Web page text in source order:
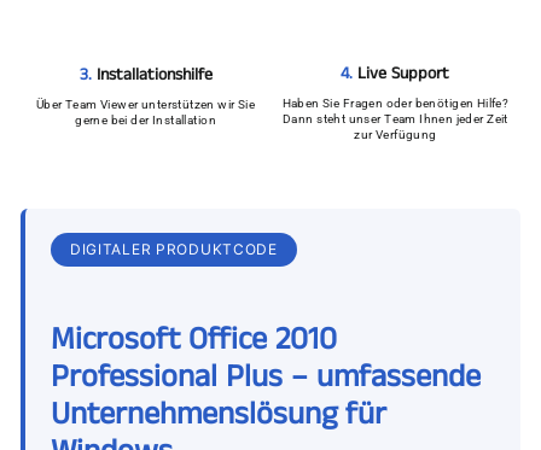
3. Installationshilfe
Über Team Viewer unterstützen wir Sie
gerne bei der Installation
4. Live Support
Haben Sie Fragen oder benötigen Hilfe?
Dann steht unser Team Ihnen jeder Zeit
zur Verfügung
DIGITALER PRODUKTCODE
Microsoft Office 2010
Professional Plus – umfassende
Unternehmenslösung für